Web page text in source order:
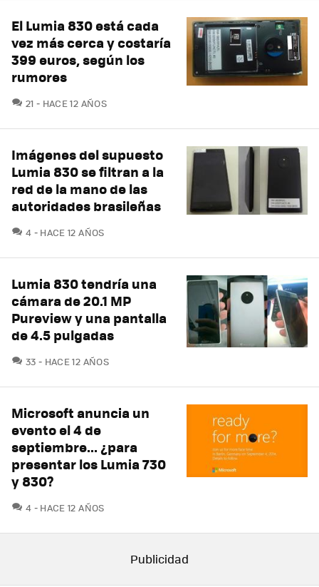
El Lumia 830 está cada
vez más cerca y costaría
399 euros, según los
rumores
21 COMENTARIOS
HACE 12 AÑOS
Imágenes del supuesto
Lumia 830 se filtran a la
red de la mano de las
autoridades brasileñas
4 COMENTARIOS
HACE 12 AÑOS
Lumia 830 tendría una
cámara de 20.1 MP
Pureview y una pantalla
de 4.5 pulgadas
33 COMENTARIOS
HACE 12 AÑOS
Microsoft anuncia un
evento el 4 de
septiembre... ¿para
presentar los Lumia 730
y 830?
4 COMENTARIOS
HACE 12 AÑOS